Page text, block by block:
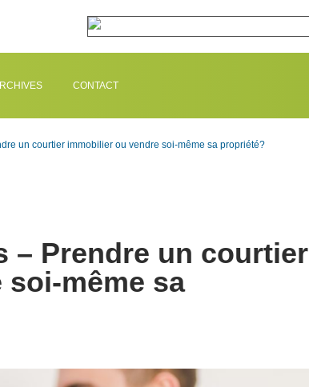
CONTACT
un courtier immobilier ou vendre soi-même sa propriété?
– Prendre un courtier
même sa